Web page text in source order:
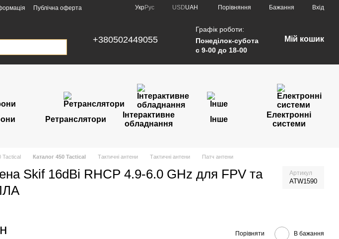
Публічна оферта
УкрРус USDUAH Порівняння Бажання Вхід
+380502449055
Графік роботи:
Понеділок-субота
с 9-00 до 18-00
Мій кошик
Ретранслятори
Інтерактивне
обладнання
Інше
Електронні
системи
Tactical Каталог 450 Tactical Тактичні антени Тактичні антени Патч антени
Skif 16dBi RHCP 4.9-6.0 GHz для FPV та
Артикул
ATW1590
Порівняти В бажання